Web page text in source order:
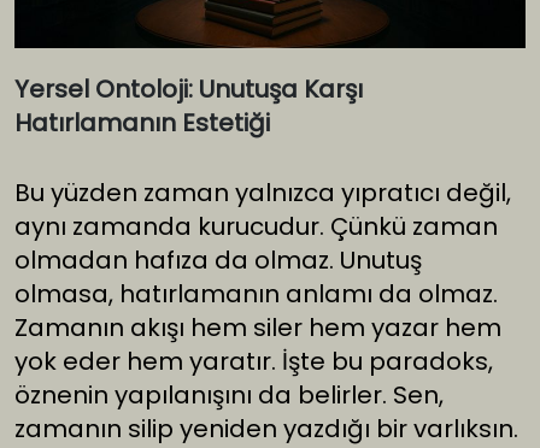
Yersel Ontoloji: Unutuşa Karşı
Hatırlamanın Estetiği
Bu yüzden zaman yalnızca yıpratıcı değil,
aynı zamanda kurucudur. Çünkü zaman
olmadan hafıza da olmaz. Unutuş
olmasa, hatırlamanın anlamı da olmaz.
Zamanın akışı hem siler hem yazar hem
yok eder hem yaratır. İşte bu paradoks,
öznenin yapılanışını da belirler. Sen,
zamanın silip yeniden yazdığı bir varlıksın.